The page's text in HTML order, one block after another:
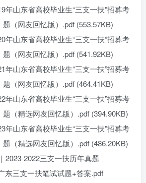
年山东省高校毕业生“三支一扶”招募考
（网友回忆版）.pdf (553.57KB)
年山东省高校毕业生“三支一扶”招募考
（网友回忆版）.pdf (541.92KB)
年山东省高校毕业生“三支一扶”招募考
（网友回忆版）.pdf (464.41KB)
年山东省高校毕业生“三支一扶”招募考
（精选网友回忆版）.pdf (394.90KB)
年山东省高校毕业生“三支一扶”招募考
（精选网友回忆版）.pdf (486.20KB)
2023-2022三支一扶历年真题
东三支一扶笔试试题+答案.pdf